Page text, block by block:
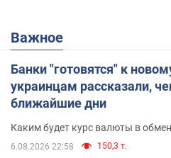
Важное
Банки "готовятся" к
украинцам рассказали,
ближайшие дни
Каким будет курс валюты в
6.08.2026 22:58 150,3 т.